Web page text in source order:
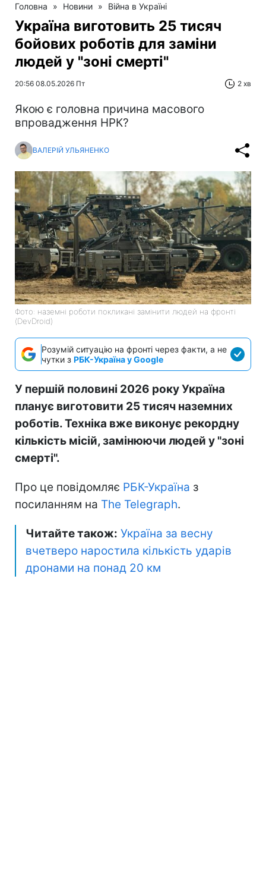
Головна » Новини » Війна в Україні
Україна виготовить 25 тисяч
бойових роботів для заміни
людей у "зоні смерті"
20:56 08.05.2026 Пт 2 хв
Якою є головна причина масового
впровадження НРК?
ВАЛЕРІЙ УЛЬЯНЕНКО
Фото: наземні роботи покликані замінити людей на фронті
(DevDroid)
Розумій ситуацію на фронті через факти, а не
чутки з РБК-Україна у Google
У першій половині 2026 року Україна
планує виготовити 25 тисяч наземних
роботів. Техніка вже виконує рекордну
кількість місій, замінюючи людей у "зоні
смерті".
Про це повідомляє РБК-Україна з
посиланням на The Telegraph.
Читайте також: Україна за весну
вчетверо наростила кількість ударів
дронами на понад 20 км